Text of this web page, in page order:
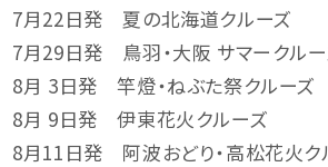
7月22日発 夏の北海道クルーズ
7月29日発 鳥羽・大阪 サマークル
8月 3日発 竿燈・ねぶた祭クルーズ
8月 9日発 伊東花火クルーズ
8月11日発 阿波おどり・高松花火ク